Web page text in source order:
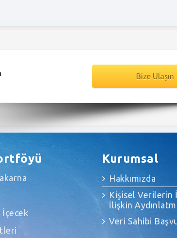
Bize Ulaşın
İçecek
Kurumsal
Hakkımızda
Kişisel Verilerin
İlişkin
Veri Sahibi